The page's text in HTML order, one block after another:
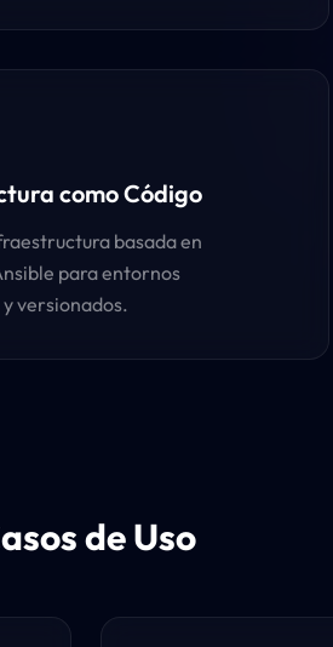
como Código
basada en
para entornos
versionados.
de Uso